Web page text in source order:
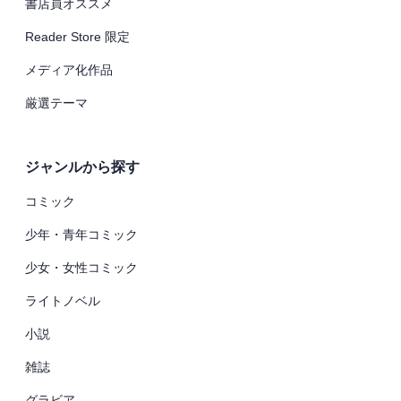
書店員オススメ
Reader Store 限定
メディア化作品
厳選テーマ
ジャンルから探す
コミック
少年・青年コミック
少女・女性コミック
ライトノベル
小説
雑誌